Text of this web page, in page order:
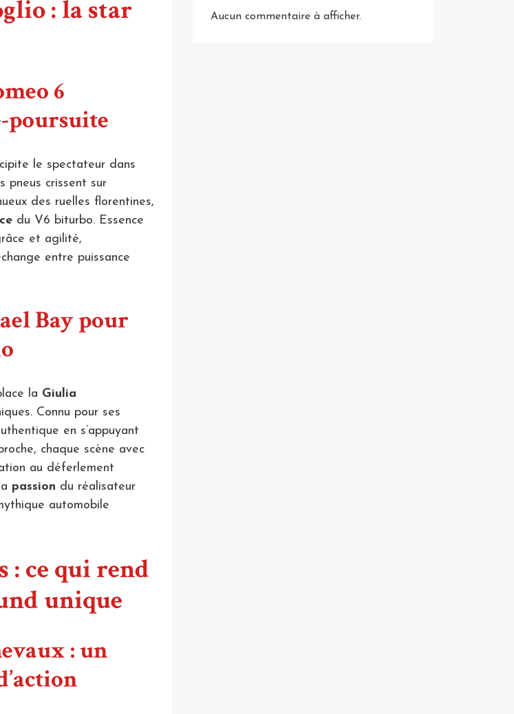
: la star
6
poursuite
le spectateur dans
pneus crissent sur
des ruelles florentines,
du V6 biturbo. Essence
et agilité,
entre puissance
Bay pour
la Giulia
Connu pour ses
en s’appuyant
chaque scène avec
au déferlement
passion du réalisateur
automobile
: ce qui rend
unique
: un
Aucun commentaire à afficher.